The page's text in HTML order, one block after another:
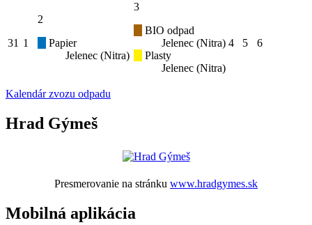
31 1
2
Papier
Jelenec (Nitra)
3
BIO odpad
Jelenec (Nitra)
Plasty
Jelenec (Nitra)
4 5 6
Kalendár zvozu odpadu
Hrad Gýmeš
Presmerovanie na stránku www.hradgymes.sk
Mobilná aplikácia